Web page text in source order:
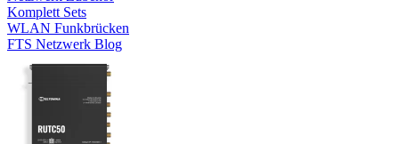
Komplett Sets
WLAN Funkbrücken
FTS Netzwerk Blog